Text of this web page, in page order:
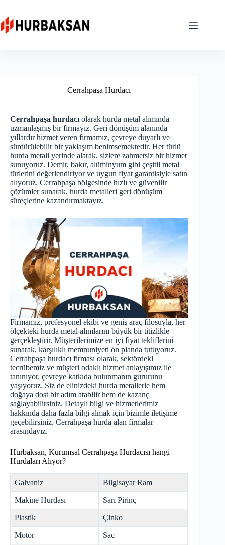
content
Cerrahpaşa Hurdacı
Cerrahpaşa hurdacı olarak hurda metal alımında
uzmanlaşmış bir firmayız. Geri dönüşüm alanında
yıllardır hizmet veren firmamız, çevreye duyarlı ve
sürdürülebilir bir yaklaşım benimsemektedir. Her türlü
hurda metali yerinde alarak, sizlere zahmetsiz bir hizmet
sunuyoruz. Demir, bakır, alüminyum gibi çeşitli metal
türlerini değerlendiriyor ve uygun fiyat garantisiyle satın
alıyoruz. Cerrahpaşa bölgesinde hızlı ve güvenilir
çözümler sunarak, hurda metalleri geri dönüşüm
süreçlerine kazandırmaktayız.
Firmamız, profesyonel ekibi ve geniş araç filosuyla, her
ölçekteki hurda metal alımlarını büyük bir titizlikle
gerçekleştirir. Müşterilerimize en iyi fiyat tekliflerini
sunarak, karşılıklı memnuniyeti ön planda tutuyoruz.
Cerrahpaşa hurdacı firması olarak, sektördeki
tecrübemiz ve müşteri odaklı hizmet anlayışımız ile
tanınıyor, çevreye katkıda bulunmanın gururunu
yaşıyoruz. Siz de elinizdeki hurda metallerle hem
doğaya dost bir adım atabilir hem de kazanç
sağlayabilirsiniz. Detaylı bilgi ve hizmetlerimiz
hakkında daha fazla bilgi almak için bizimle iletişime
geçebilirsiniz. Cerrahpaşa hurda alan firmalar
arasındayız.
Hurbaksan, Kurumsal Cerrahpaşa Hurdacısı hangi
Hurdaları Alıyor?
Galvaniz Bilgisayar Ram
Makine Hurdası Sarı Pirinç
Plastik Çinko
Motor Sac